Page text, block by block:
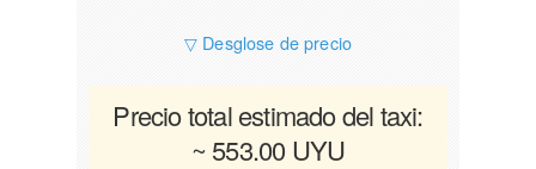
▽ Desglose de precio
Precio total estimado del taxi:
~ 553.00 UYU